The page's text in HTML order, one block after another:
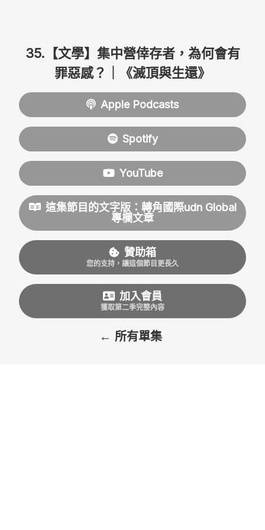
35.【文學】集中營倖存者，為何會有
罪惡感？｜《滅頂與生還》
Apple Podcasts
Spotify
YouTube
這集節目的文字版：轉角國際udn Global
專欄文章
贊助箱
您的支持，讓這個節目更長久
加入會員
獲取第二季完整內容
← 所有單集